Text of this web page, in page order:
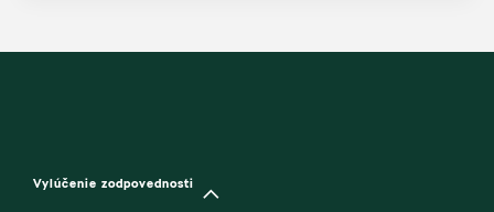
Vylúčenie zodpovednosti